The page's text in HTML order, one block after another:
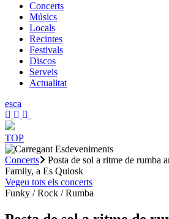
Concerts
Músics
Locals
Recintes
Festivals
Discos
Serveis
Actualitat
esca
TOP
Concerts
Posta de sol a ritme de rumba
Family, a Es Quiosk
Vegeu tots els concerts
Funky / Rock / Rumba